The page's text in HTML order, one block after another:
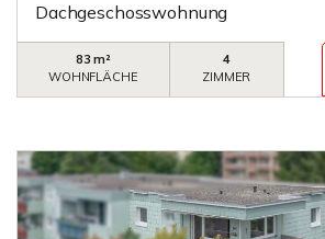
Dachgeschosswohnung
83 m²
WOHNFLÄCHE
4
ZIMMER